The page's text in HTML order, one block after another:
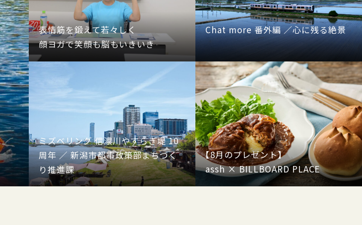
表情筋を鍛えて若々しく
顔ヨガで笑顔も脳もいきいき
Chat more 番外編 ／心に残る絶景
ミズベリング 信濃川やすらぎ堤 10
周年 ／ 新潟市都市政策部まちづく
り推進課
【8月のプレゼント】
assh × BILLBOARD PLACE